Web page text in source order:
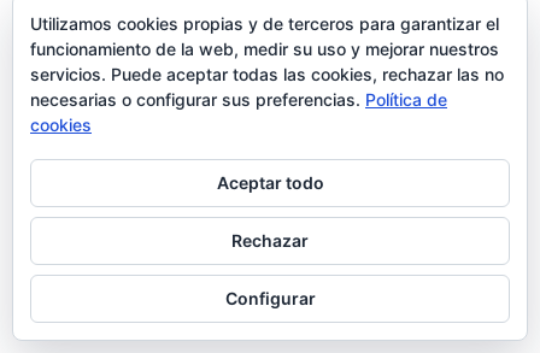
Utilizamos cookies propias y de terceros para garantizar el
funcionamiento de la web, medir su uso y mejorar nuestros
servicios. Puede aceptar todas las cookies, rechazar las no
necesarias o configurar sus preferencias. Política de
cookies
Aceptar todo
Rechazar
Configurar